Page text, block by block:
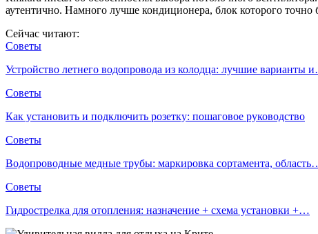
аутентично. Намного лучше кондиционера, блок которого
Сейчас читают:
Советы
Устройство летнего водопровода из колодца: лучшие варианты
Советы
Как установить и подключить розетку: пошаговое руководство
Советы
Водопроводные медные трубы: маркировка сортамента,
Советы
Гидрострелка для отопления: назначение + схема установки +…